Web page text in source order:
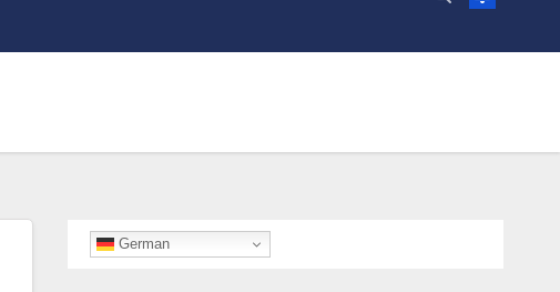
German